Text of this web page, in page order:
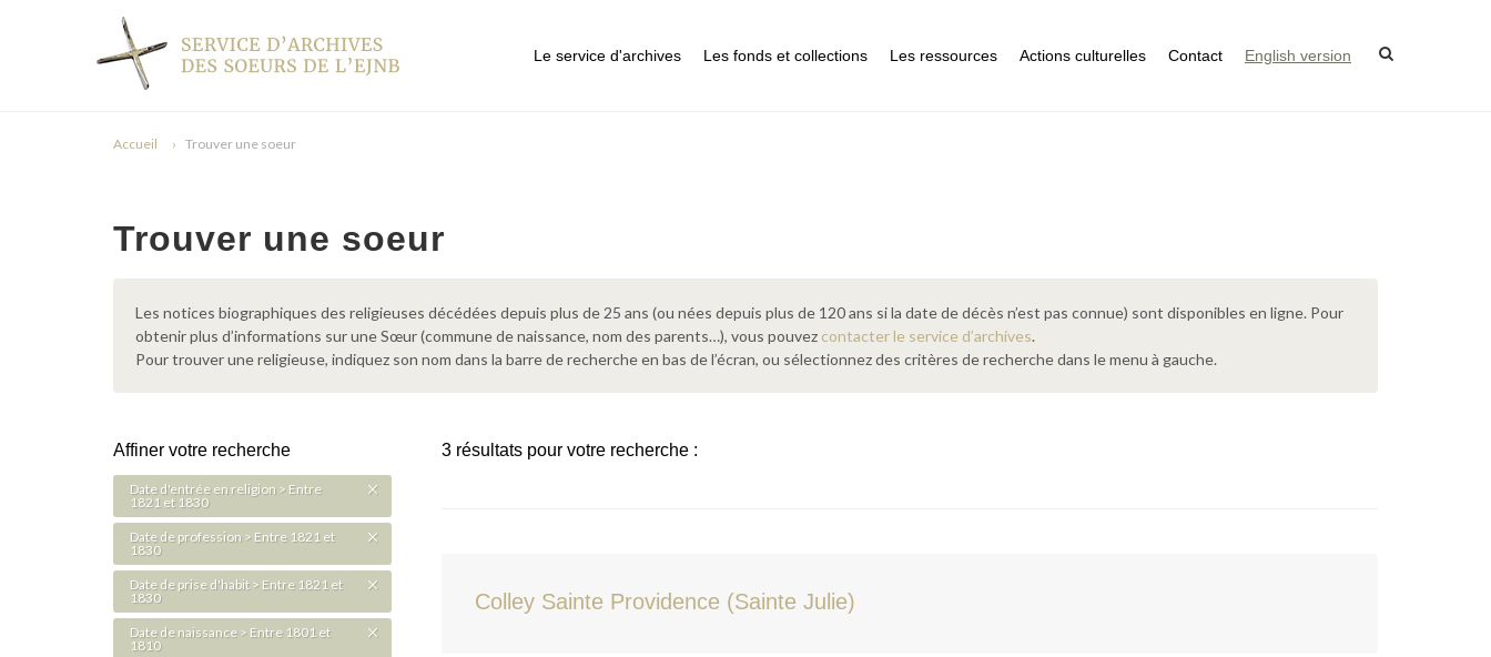
Le service d'archives Les fonds et collections Les ressources Actions culturelles Contact English version
Accueil Trouver une soeur
Trouver une soeur
Les notices biographiques des religieuses décédées depuis plus de 25 ans (ou nées depuis plus de 120 ans si la date de décès n’est pas connue) sont disponibles en ligne. Pour
obtenir plus d’informations sur une Sœur (commune de naissance, nom des parents…), vous pouvez contacter le service d’archives.
Pour trouver une religieuse, indiquez son nom dans la barre de recherche en bas de l’écran, ou sélectionnez des critères de recherche dans le menu à gauche.
3 résultats pour votre recherche :
Colley Sainte Providence (Sainte Julie)
Affiner votre recherche
Date d'entrée en religion > Entre
1821 et 1830
Date de profession > Entre 1821 et
1830
Date de prise d'habit > Entre 1821 et
1830
Date de naissance > Entre 1801 et
1810